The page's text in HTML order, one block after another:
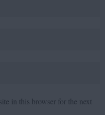
in this browser for the next